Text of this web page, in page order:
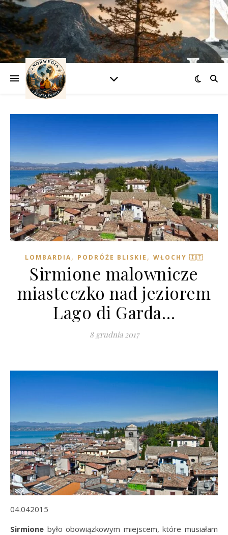
LOMBARDIA, PODRÓŻE BLISKIE , WŁOCHY 🇮🇹
Sirmione malownicze
miasteczko nad jeziorem
Lago di Garda…
8 grudnia 2017
04.042015
Sirmione było obowiązkowym miejscem, które musiałam